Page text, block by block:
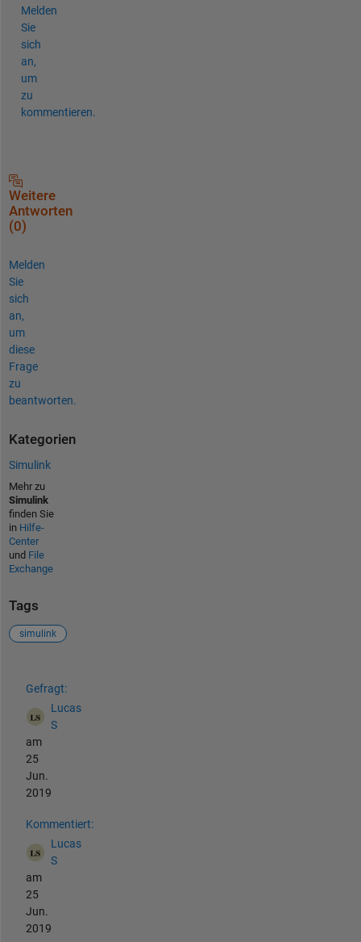
Melden
Sie
sich
an,
um
zu
kommentieren.
Weitere
Antworten
(0)
Melden
Sie
sich
an,
um
diese
Frage
zu
beantworten.
Kategorien
Simulink
Mehr zu
Simulink
finden Sie
in Hilfe-
Center
und File
Exchange
Tags
simulink
Gefragt:
Lucas
S
am
25
Jun.
2019
Kommentiert:
Lucas
S
am
25
Jun.
2019